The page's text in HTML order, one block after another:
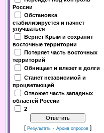
России
Обстановка
стабилизируется и начнет
улучшаться
Вернет Крым и сохранит
восточные территории
Потеряет часть восточных
территорий
Обнищает и влезет в долги
Станет независимой и
процветающей
Отвоюет часть западных
областей России
2
[ Результаты · Архив опросов ]